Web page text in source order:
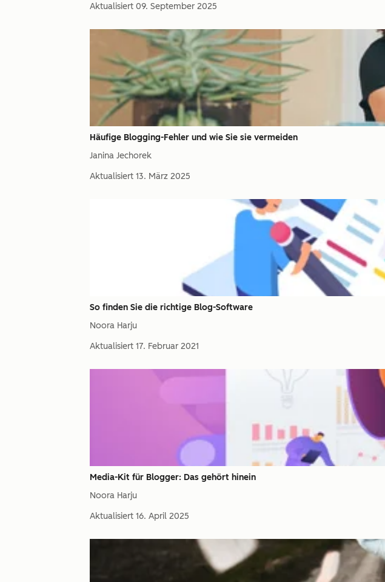
Aktualisiert 09. September 2025
Häufige Blogging-Fehler und wie Sie sie vermeiden
Janina Jechorek
Aktualisiert 13. März 2025
So finden Sie die richtige Blog-Software
Noora Harju
Aktualisiert 17. Februar 2021
Media-Kit für Blogger: Das gehört hinein
Noora Harju
Aktualisiert 16. April 2025